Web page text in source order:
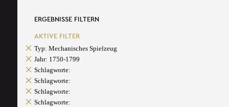
ERGEBNISSE FILTERN
AKTIVE FILTER
Typ: Mechanisches Spielzeug
Jahr: 1750-1799
Schlagworte:
Schlagworte:
Schlagworte:
Schlagworte: